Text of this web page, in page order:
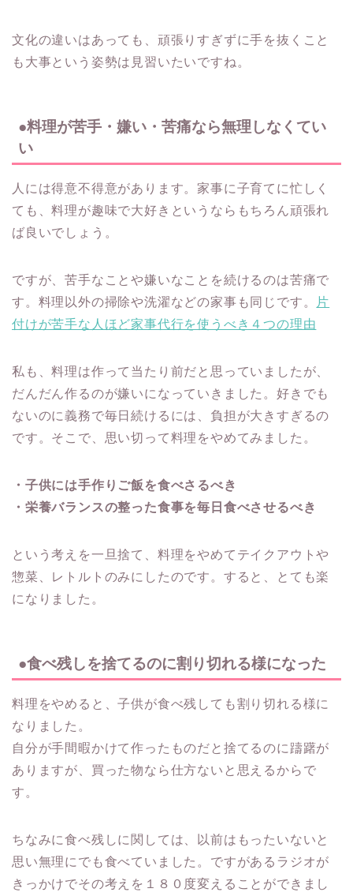
文化の違いはあっても、頑張りすぎずに手を抜くこと
も大事という姿勢は見習いたいですね。
●料理が苦手・嫌い・苦痛なら無理しなくてい
い
人には得意不得意があります。家事に子育てに忙しく
ても、料理が趣味で大好きというならもちろん頑張れ
ば良いでしょう。
ですが、苦手なことや嫌いなことを続けるのは苦痛で
す。料理以外の掃除や洗濯などの家事も同じです。
片
付けが苦手な人ほど家事代行を使うべき４つの理由
私も、料理は作って当たり前だと思っていましたが、
だんだん作るのが嫌いになっていきました。好きでも
ないのに義務で毎日続けるには、負担が大きすぎるの
です。そこで、思い切って料理をやめてみました。
・子供には手作りご飯を食べさるべき
・栄養バランスの整った食事を毎日食べさせるべき
という考えを一旦捨て、料理をやめてテイクアウトや
惣菜、レトルトのみにしたのです。すると、とても楽
になりました。
●食べ残しを捨てるのに割り切れる様になった
料理をやめると、子供が食べ残しても割り切れる様に
なりました。
自分が手間暇かけて作ったものだと捨てるのに躊躇が
ありますが、買った物なら仕方ないと思えるからで
す。
ちなみに食べ残しに関しては、以前はもったいないと
思い無理にでも食べていました。ですがあるラジオが
きっかけでその考えを１８０度変えることができまし